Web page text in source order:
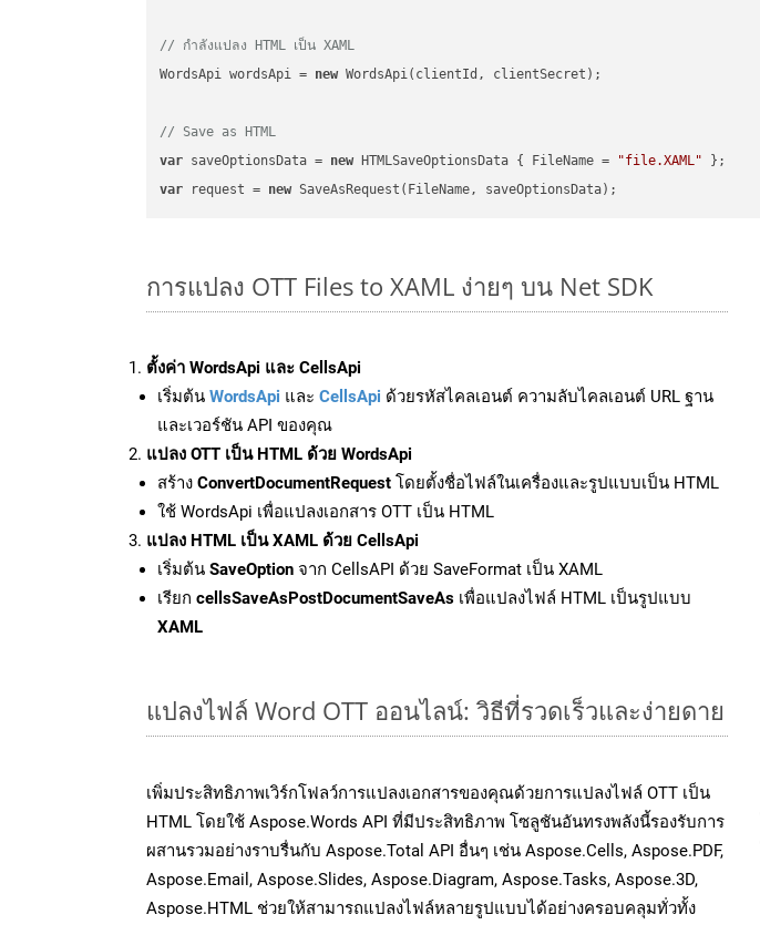
// กำลังแปลง HTML เป็น XAML
WordsApi wordsApi = new WordsApi(clientId, clientSecret);
// Save as HTML
var saveOptionsData = new HTMLSaveOptionsData { FileName = "file.XAML"
var request = new
การแปลง OTT Files to XAML ง่ายๆ บน Net SDK
ตั้งค่า WordsApi และ CellsApi
เริ่มต้น WordsApi และ CellsApi ด้วยรหัสไคลเอนต์ ความลับไคลเอนต์ URL ฐาน
และเวอร์ชัน API ของคุณ
แปลง OTT เป็น HTML ด้วย WordsApi
สร้าง ConvertDocumentRequest โดยตั้งชื่อไฟล์ในเครื่องและรูปแบบเป็น HTML
ใช้ WordsApi เพื่อแปลงเอกสาร OTT เป็น HTML
แปลง HTML เป็น XAML ด้วย CellsApi
เริ่มต้น SaveOption จาก CellsAPI ด้วย SaveFormat เป็น XAML
เรียก cellsSaveAsPostDocumentSaveAs เพื่อแปลงไฟล์ HTML เป็นรูปแบบ
XAML
แปลงไฟล์ Word OTT ออนไลน์: วิธีที่รวดเร็วและง่ายดาย
เพิ่มประสิทธิภาพเวิร์กโฟลว์การแปลงเอกสารของคุณด้วยการแปลงไฟล์ OTT เป็น
HTML โดยใช้ Aspose.Words API ที่มีประสิทธิภาพ โซลูชันอันทรงพลังนี้รองรับการ
ผสานรวมอย่างราบรื่นกับ Aspose.Total API อื่นๆ เช่น Aspose.Cells, Aspose.PDF,
Aspose.Email, Aspose.Slides, Aspose.Diagram, Aspose.Tasks, Aspose.3D,
Aspose.HTML ช่วยให้สามารถแปลงไฟล์หลายรูปแบบได้อย่างครอบคลุมทั่วทั้ง